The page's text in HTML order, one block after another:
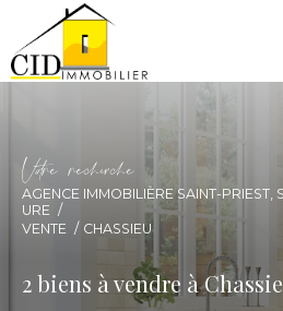
Vore recece
AGENCE IMMOBILIÈRE SAINT-PRIEST,
URE
VENTE
CHASSIEU
2biens à vendre à